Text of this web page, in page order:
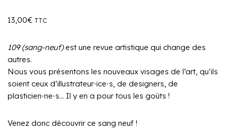
13,00€ TTC
109 (sang-neuf)est une revue artistique qui change des
autres.
Nous vous présentons les nouveaux visages de l’art, qu’ils
soient ceux d’illustrateur·ice·s, de designers, de
plasticien·ne·s… Il y en a pour tous les goûts !
Venez donc découvrir ce sang neuf !